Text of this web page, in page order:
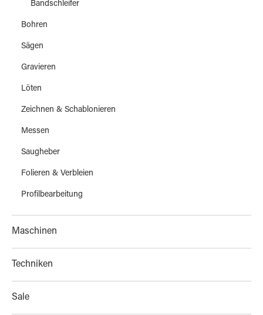
Bandschleifer
Bohren
Sägen
Gravieren
Löten
Zeichnen & Schablonieren
Messen
Saugheber
Folieren & Verbleien
Profilbearbeitung
Maschinen
Techniken
Sale